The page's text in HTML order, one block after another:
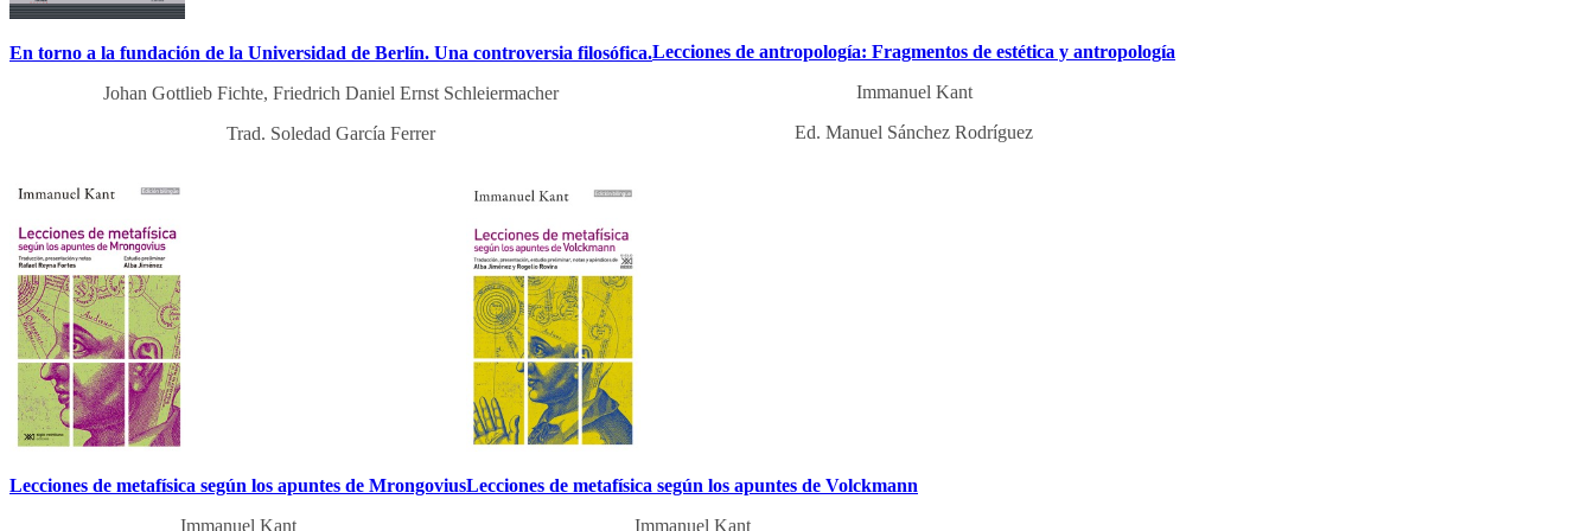
En torno a la fundación de la Universidad de Berlín. Una controversia filosófica.
Johan Gottlieb Fichte, Friedrich Daniel Ernst Schleiermacher
Trad. Soledad García Ferrer
Lecciones de antropología: Fragmentos de estética y antropología
Immanuel Kant
Ed. Manuel Sánchez Rodríguez
Lecciones de metafísica según los apuntes de Mrongovius
Immanuel Kant
Lecciones de metafísica según los apuntes de Volckmann
Immanuel Kant